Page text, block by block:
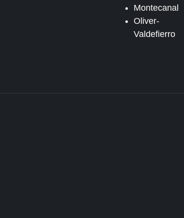
Montecanal
Oliver-
Valdefierro